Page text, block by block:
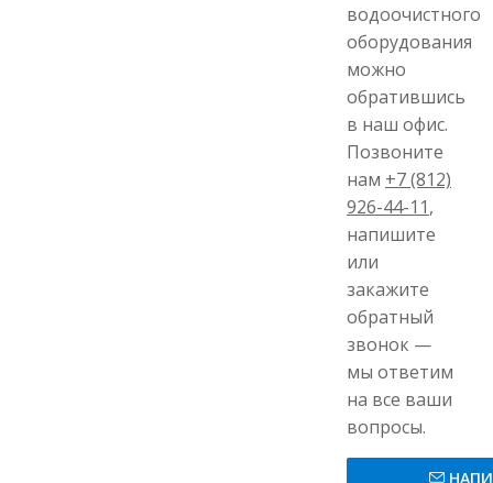
Селективность
Эффективная
площадь
поверхности
мембраны
Тип мембраны
Конфигурация
элемента
водоочистного
оборудования
можно
обратившись
в наш офис.
Позвоните
нам +7 (812)
926-44-11,
напишите
или
закажите
обратный
звонок —
мы ответим
на все ваши
вопросы.